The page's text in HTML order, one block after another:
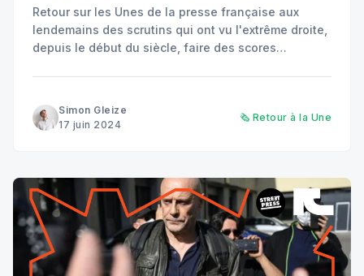
Retour sur les Unes de la presse française aux
lendemains des scrutins qui ont vu l'extrême droite,
depuis le début du siècle, faire des scores
Simon Gleize
17 juin 2024
🗞️ Retour à la Une